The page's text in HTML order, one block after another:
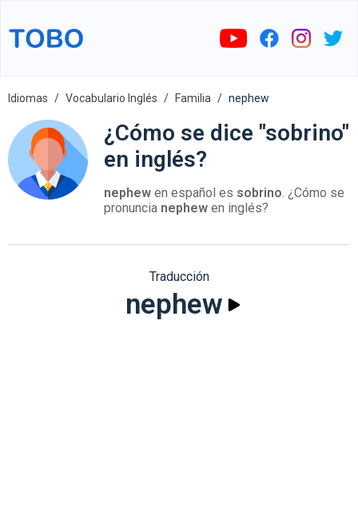
Idiomas Vocabulario Inglés Familia nephew
¿Cómo se dice "sobrino"
en inglés?
nephew en español es sobrino. ¿Cómo se
pronuncia nephew en inglés?
Traducción
nephew